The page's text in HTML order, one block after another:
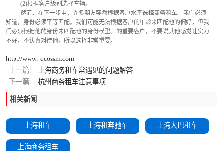
(2)根据客户级别选择车辆。
知道，身份必须平等匹配。我们可能无法根据客户的年龄来匹配他的偏好，但我
们必须根据他的身份来匹配他的身份模型。的重要客户，不要说其他感觉让实力
不好，不认真对待他，所以选择非常重要。
http://www. qdossm.com
上一篇：
上海商务租车常遇见的问题解答
下一篇：
杭州商务租车注意事项
相关新闻
上海租车 上海租奔驰车 上海大巴租车
上海商务租车